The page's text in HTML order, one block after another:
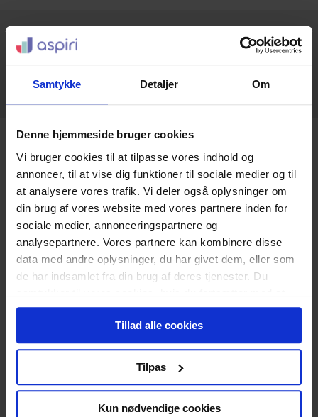
Samtykke Detaljer Om
Denne hjemmeside bruger cookies
Vi bruger cookies til at tilpasse vores indhold og
annoncer, til at vise dig funktioner til sociale medier og til
at analysere vores trafik. Vi deler også oplysninger om
din brug af vores website med vores partnere inden for
sociale medier, annonceringspartnere og
analysepartnere. Vores partnere kan kombinere disse
data med andre oplysninger, du har givet dem, eller som
de har indsamlet fra din brug af deres tjenester. Du
samtykker til vores cookies, hvis du fortsætter med at
anvende vores hjemmeside.
Tillad alle cookies
Tilpas
Kun nødvendige cookies
Fantastisk overblik og overskud. Navigerer stensikkert rundt i
Kursus: Momsret - Eksamensklar
Erhvervsmæssig karriere:
2011 - VAT Director Revitax
2007-2011: Senior VAT Manager Revitax
2005-2007: Fuldmægtig i SKAT København
2004-2005: VAT Manager Gate Gourmet
Siden 2001: Fuldmægtig i SKAT København
Særlige arbejdsområder: Rådgivning og undervisning i moms- og afgiftsret.
Behandling af klagesager ved Landskatteretten.
2011-: Manuduktør hos ASPIRI A/S i Momsret.
revisorer, undervisning af statsautoriserede revisorer, undervisning af
Medforfatter af:
”Personalegoder – moms og skat”
”Bilbogen – moms og skat”
”Skatteinformation 2007-2011”